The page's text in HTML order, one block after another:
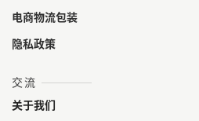
电商物流包装
隐私政策
交流
关于我们